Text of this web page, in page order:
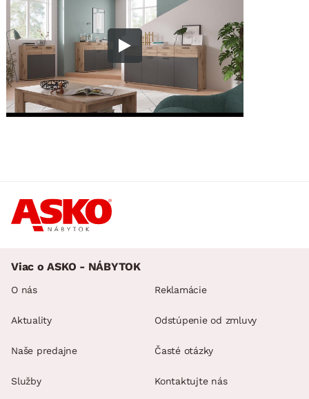
Viac o ASKO - NÁBYTOK
O nás
Aktuality
Naše predajne
Služby
Reklamácie
Odstúpenie od zmluvy
Časté otázky
Kontaktujte nás